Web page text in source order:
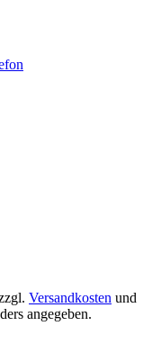
Versandkosten und
angegeben.